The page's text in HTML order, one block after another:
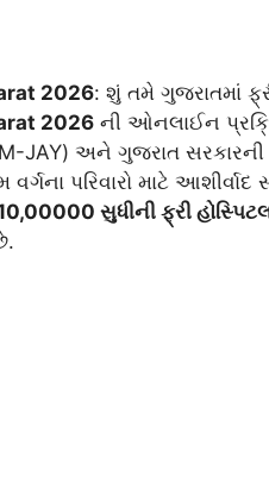
2026: શું તમે ગુજરાતમાં
2026 ની ઓનલાઈન
JAY) અને ગુજરાત
પરિવારો માટે આશીર્વાદ
સુધીની ફ્રી